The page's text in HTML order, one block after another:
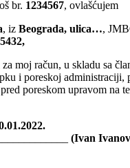
br. 1234567, ovlašćujem
, iz Beograda, ulica…,
,
moj račun, u skladu sa
i poreskoj administraciji,
poreskom upravom na
(Ivan